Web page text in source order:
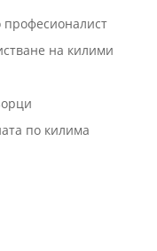
професионалист
на килими
по килима